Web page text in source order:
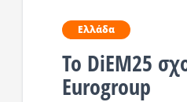
Ελλάδα
To DiEM25
Eurogroup